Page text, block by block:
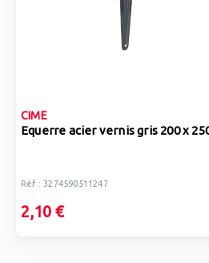
CIME
Equerre acier vernis gris 200 x
Réf : 3274590511247
2,10 €